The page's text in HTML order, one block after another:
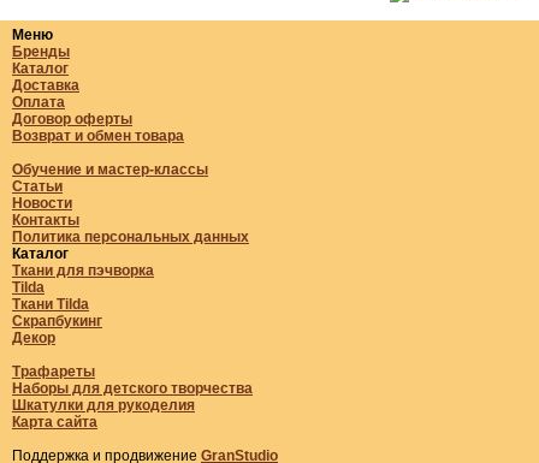
Меню
Бренды
Каталог
Доставка
Оплата
Договор оферты
Возврат и обмен товара
Обучение и мастер-классы
Статьи
Новости
Контакты
Политика персональных данных
Каталог
Ткани для пэчворка
Tilda
Ткани Tilda
Скрапбукинг
Декор
Трафареты
Наборы для детского творчества
Шкатулки для рукоделия
Карта сайта
Поддержка и продвижение GranStudio